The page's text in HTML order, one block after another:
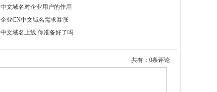
中文域名对企业用户的作用
企业CN中文域名需求暴涨
中文域名上线 你准备好了吗
共有：0条评论